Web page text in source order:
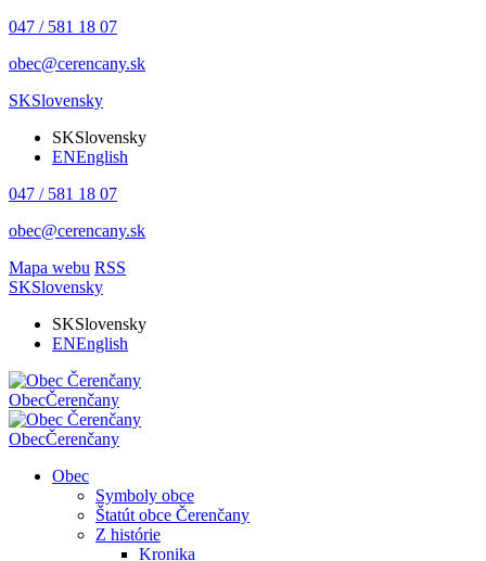
047 / 581 18 07
obec@cerencany.sk
SKSlovensky
SKSlovensky
ENEnglish
047 / 581 18 07
obec@cerencany.sk
Mapa webu RSS
SKSlovensky
SKSlovensky
ENEnglish
ObecČerenčany
ObecČerenčany
Obec
Symboly obce
Štatút obce Čerenčany
Z histórie
Kronika